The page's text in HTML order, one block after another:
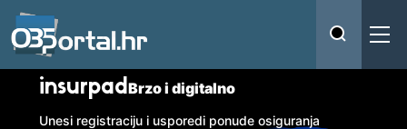
insurpadBrzo i digitalno
Unesi registraciju i usporedi ponude osiguranja